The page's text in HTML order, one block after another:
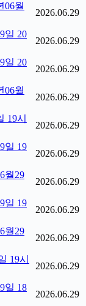
06월
2026.06.29
일 20
2026.06.29
일 20
2026.06.29
06월
2026.06.29
19시
2026.06.29
일 19
2026.06.29
월29
2026.06.29
일 19
2026.06.29
월29
2026.06.29
19시
2026.06.29
일 18
2026.06.29